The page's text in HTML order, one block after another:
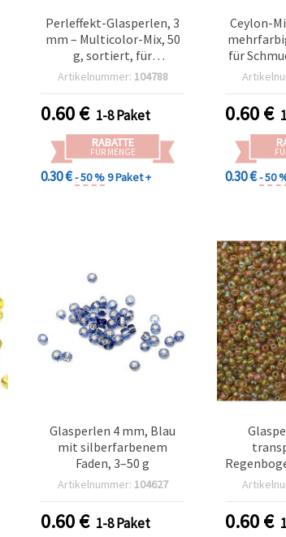
Perleffekt-Glasperlen, 3
mm – Multicolor-Mix, 50
g, sortiert, für
Schmuckherstellung &
Artikelnummer: 104788
0.60€ 1-8 Paket
RABATTE
FÜR MENGE
0.30 €- 50 %9 Paket +
Ceylon-
für
0.60€
0.30 €- 50
Glasperlen 4 mm, Blau
mit silberfarbenem
Faden, 3–50 g
Artikelnummer: 104627
0.60€ 1-8 Paket 0.60€